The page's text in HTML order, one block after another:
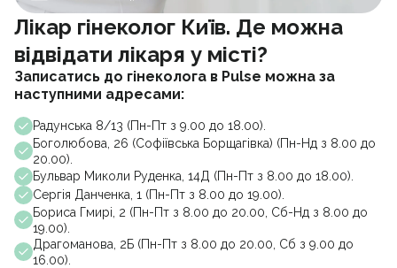
Лікар гінеколог Київ. Де можна
відвідати лікаря у місті?
Записатись до гінеколога в Pulse можна за
наступними адресами:
Радунська 8/13 (Пн-Пт з 9.00 до 18.00).
Боголюбова, 26 (Софіївська Борщагівка) (Пн-Нд з 8.00 до
20.00).
Бульвар Миколи Руденка, 14Д (Пн-Пт з 8.00 до 18.00).
Сергія Данченка, 1 (Пн-Пт з 8.00 до 19.00).
Бориса Гмирі, 2 (Пн-Пт з 8.00 до 20.00, Сб-Нд з 8.00 до
19.00).
Драгоманова, 2Б (Пн-Пт з 8.00 до 20.00, Сб з 9.00 до
16.00).